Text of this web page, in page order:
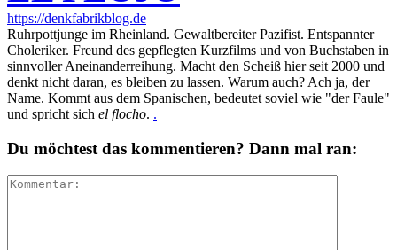
https://denkfabrikblog.de
Ruhrpottjunge im Rheinland. Gewaltbereiter Pazifist. Entspannter
Choleriker. Freund des gepflegten Kurzfilms und von Buchstaben in
sinnvoller Aneinanderreihung. Macht den Scheiß hier seit 2000 und
denkt nicht daran, es bleiben zu lassen. Warum auch? Ach ja, der
Name. Kommt aus dem Spanischen, bedeutet soviel wie "der Faule"
und spricht sich el flocho. .
Du möchtest das kommentieren? Dann mal ran: